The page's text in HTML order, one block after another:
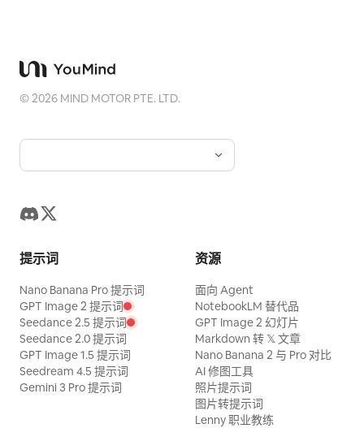
©2026 MIND MOTOR PTE. LTD.
提示词
Nano Banana Pro 提示词
GPT Image 2 提示词
Seedance 2.5 提示词
Seedance 2.0 提示词
GPT Image 1.5 提示词
Seedream 4.5 提示词
Gemini 3 Pro 提示词
资源
面向 Agent
NotebookLM 替代品
GPT Image 2 幻灯片
Markdown 转 𝕏 文章
Nano Banana 2 与 Pro 对比
AI 修图工具
照片提示词
图片转提示词
Lenny 职业教练